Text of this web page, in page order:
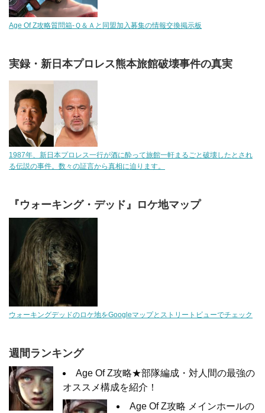
Age Of Z攻略質問箱-Ｑ＆Ａと同盟加入募集の情報交換掲示板
実録・新日本プロレス熊本旅館破壊事件の真実
1987年、新日本プロレス一行が酒に酔って旅館一軒まるごと破壊したとされ
る伝説の事件。数々の証言から真相に迫ります。
『ウォーキング・デッド』ロケ地マップ
ウォーキングデッドのロケ地をGoogleマップとストリートビューでチェック
週間ランキング
Age Of Z攻略★部隊編成・対人間の最強の
オススメ構成を紹介！
Age Of Z攻略 メインホールの